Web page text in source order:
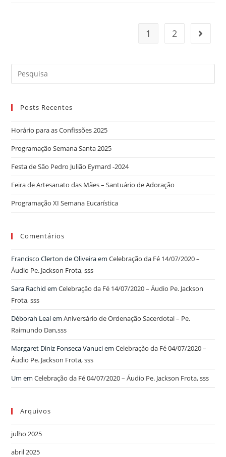
Jackson
1 2 Go to
Search
for:
Posts Recentes
Horário para as Confissões 2025
Programação Semana Santa 2025
Festa de São Pedro Julião Eymard -2024
Feira de Artesanato das Mães – Santuário de Adoração
Programação XI Semana Eucarística
Comentários
Francisco Clerton de OliveiraemCelebração da Fé 14/07/2020 –
Áudio Pe. Jackson Frota, sss
Sara Rachid emCelebração da Fé 14/07/2020 – Áudio Pe. Jackson
Frota, sss
Déborah LealemAniversário de Ordenação Sacerdotal – Pe.
Raimundo Dan,sss
Margaret Diniz Fonseca VanuciemCelebração da Fé 04/07/2020 –
Áudio Pe. Jackson Frota, sss
Um emCelebração da Fé 04/07/2020 – Áudio Pe. Jackson Frota, sss
Arquivos
julho 2025
abril 2025